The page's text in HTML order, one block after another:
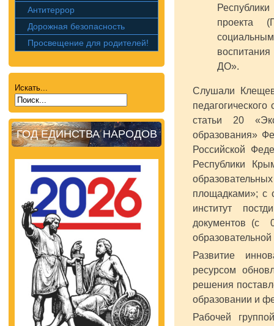
Антитеррор
Дорожная безопасность
Просвещение для родителей!
Искать...
ГОД ЕДИНСТВА НАРОДОВ
проекта
ДО».
Слушали
статьи 20
образования»
Российской
Республики
площадками»; с
институт
документов (с
Развитие
ресурсом
решения
образовании и
Рабочей